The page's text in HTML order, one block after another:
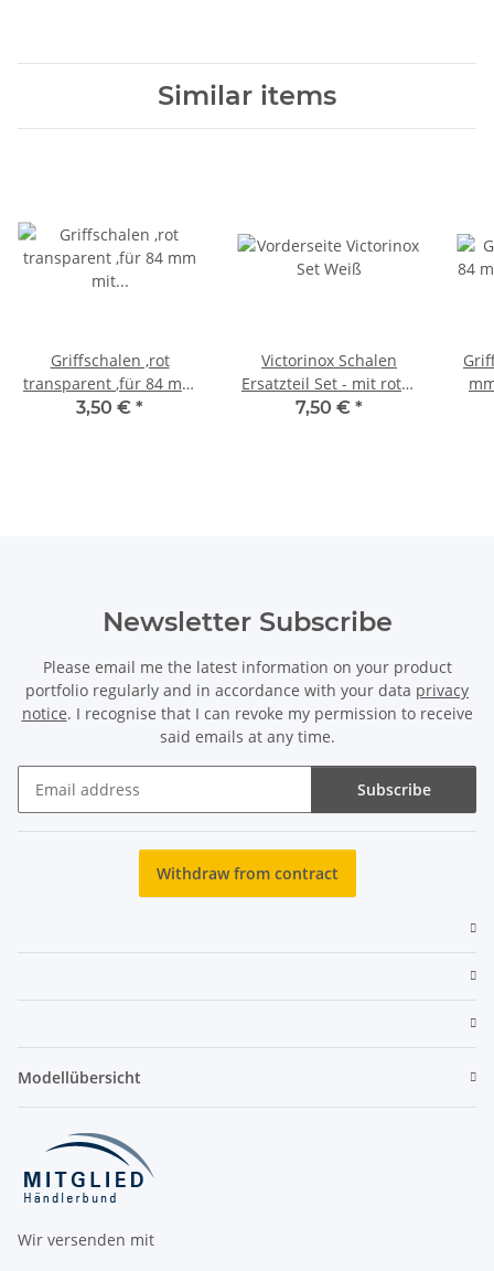
Similar items
Griffschalen ,rot
transparent ,für 84 mm
mit Korkenzieher
3,50 € *
Victorinox Schalen
Ersatzteil Set - mit roter
Kordel - für 91er Messer
7,50 € *
Newsletter Subscribe
Please email me the latest information on your product
portfolio regularly and in accordance with your data privacy
notice. I recognise that I can revoke my permission to receive
said emails at any time.
Subscribe
Withdraw from contract
Modellübersicht
Wir versenden mit